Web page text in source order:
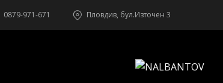
0879-971-671 Пловдив, бул.Източен 3